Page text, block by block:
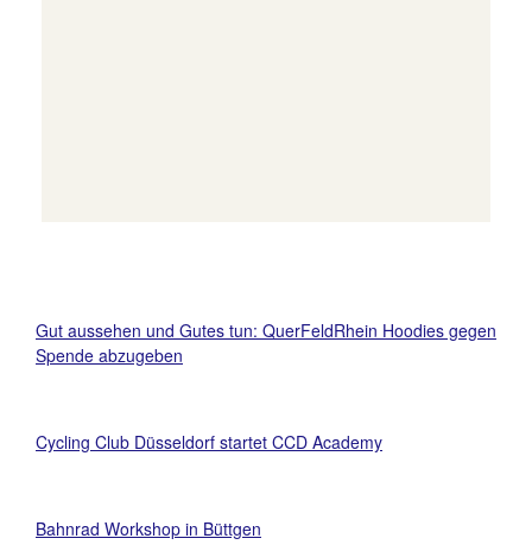
Gut aussehen und Gutes tun: QuerFeldRhein Hoodies gegen
Spende abzugeben
Cycling Club Düsseldorf startet CCD Academy
Bahnrad Workshop in Büttgen